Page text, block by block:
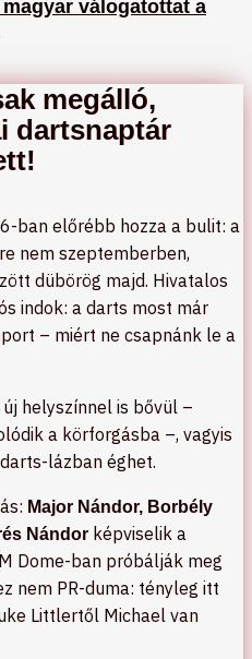
válogatottat a
megálló,
dartsnaptár
ban előrébb hozza a bulit: a
nem szeptemberben,
dübörög majd. Hivatalos
indok: a darts most már
– miért ne csapnánk le a
helyszínnel is bővül –
a körforgásba –, vagyis
lázban éghet.
Major Nándor, Borbély
Nándor képviselik a
Dome-ban próbálják meg
nem PR-duma: tényleg itt
Littlertől Michael van